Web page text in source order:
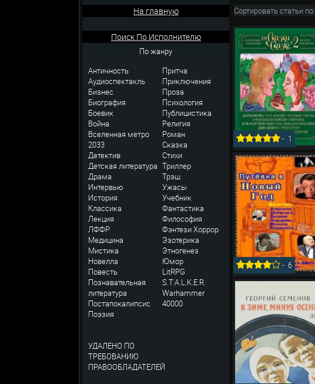
На главную
Поиск По Исполнителю
По жанру
Античность
Аудиоспектакль
Бизнес
Биография
Боевик
Война
Вселенная метро
2033
Детектив
Детская литература
Драма
Интервью
История
Классика
Лекция
ЛФФР
Медицина
Мистика
Новелла
Повесть
Познавательная
литература
Постапокалипсис
Поэзия
УДАЛЕНО ПО
ТРЕБОВАНИЮ
ПРАВООБЛАДАТЕЛЕЙ
Притча
Приключения
Проза
Психология
Публицистика
Религия
Роман
Сказка
Стихи
Триллер
Трэш
Ужасы
Учебник
Фантастика
Философия
ФэнтезиХоррор
Эзотерика
Этногенез
Юмор
LitRPG
S.T.A.L.K.E.R.
Warhammer
40000
Сортировать статьи по:
- 1
-6